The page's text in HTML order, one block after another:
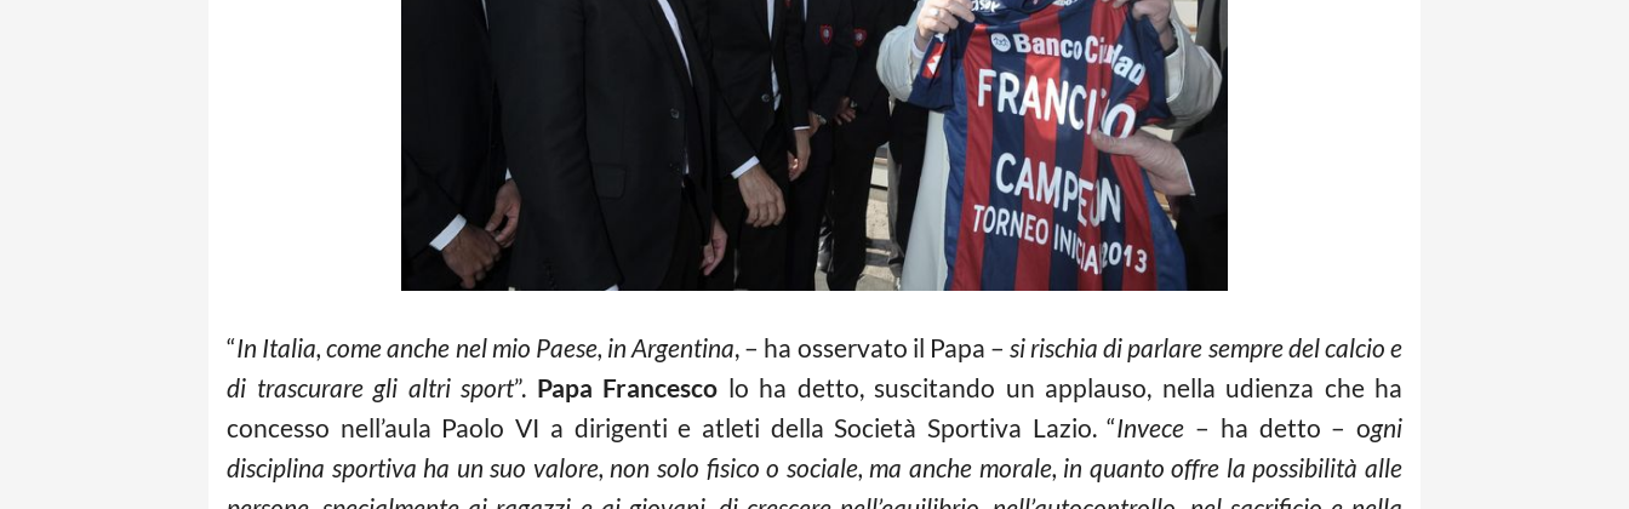
“In Italia, come anche nel mio Paese, in Argentina, – ha osservato il Papa –si rischia di parlare sempre del calcio e
di trascurare gli altri sport”. Papa Francesco lo ha detto, suscitando un applauso, nella udienza che ha
concesso nell’aula Paolo VI a dirigenti e atleti della Società Sportiva Lazio. “Invece – ha detto – ogni
disciplina sportiva ha un suo valore, non solo fisico o sociale, ma anche morale, in quanto offre la possibilità alle